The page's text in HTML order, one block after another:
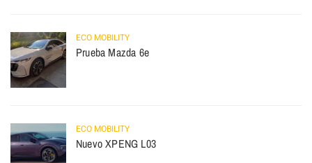
ECO MOBILITY
Prueba Mazda 6e
ECO MOBILITY
Nuevo XPENG L03